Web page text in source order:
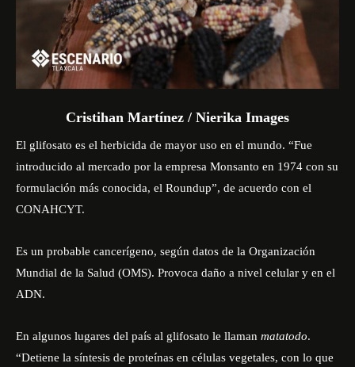
Cristihan Martínez / Nierika Images
El glifosato es el herbicida de mayor uso en el mundo. “Fue
introducido al mercado por la empresa Monsanto en 1974 con su
formulación más conocida, el Roundup”, de acuerdo con el
CONAHCYT.
Es un probable cancerígeno, según datos de la Organización
Mundial de la Salud (OMS). Provoca daño a nivel celular y en el
ADN.
En algunos lugares del país al glifosato le llaman matatodo.
“Detiene la síntesis de proteínas en células vegetales, con lo que